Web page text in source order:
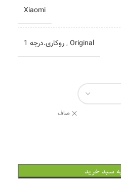
Xiaomi
Original
,روکاری.درجه 1
صاف
سبد خرید